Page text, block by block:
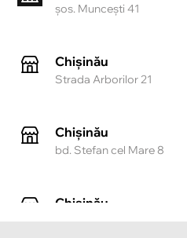
şos. Munceşti 41
Chișinău
Strada Arborilor 21
Chișinău
bd. Stefan cel Mare 8
Chișinău